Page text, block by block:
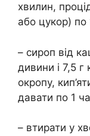
хвилин,
або цукор) по
– сироп від
дивини і 7,5 г
окропу,
давати по 1
– втирати у